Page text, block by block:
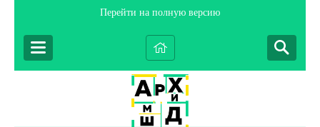
Перейти на полную версию